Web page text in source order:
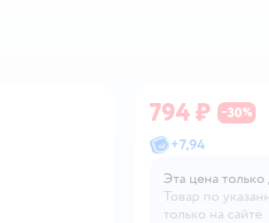
794 ₽ −30%
+7,94
Эта цена
Товар по
только на сайте